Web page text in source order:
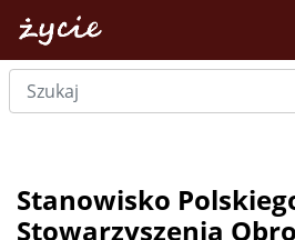
Stanowisko
Stowarzyszenia